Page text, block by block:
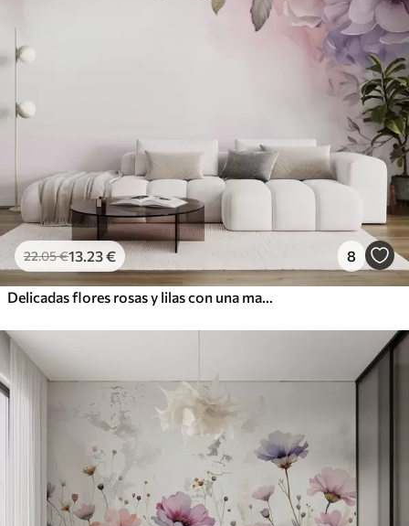
22.05€13 .23€ 8